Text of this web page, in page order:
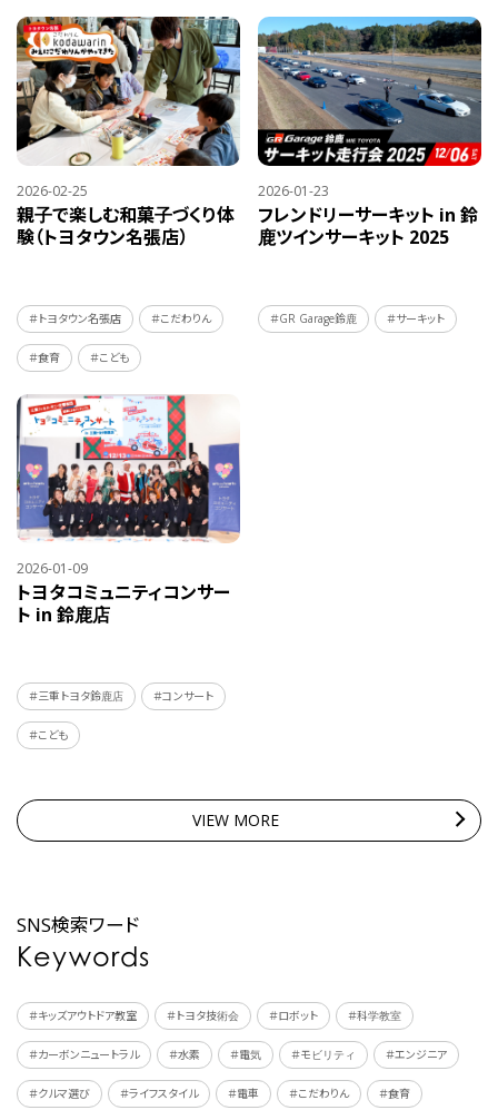
2026-02-25
親子で楽しむ和菓子づくり体
験（トヨタウン名張店）
＃トヨタウン名張店 ＃こだわりん
＃食育 ＃こども
2026-01-23
フレンドリーサーキット in 鈴
鹿ツインサーキット 2025
＃GR Garage鈴鹿 ＃サーキット
2026-01-09
トヨタコミュニティコンサー
ト in 鈴鹿店
＃三重トヨタ鈴鹿店 ＃コンサート
＃こども
VIEW MORE
SNS検索ワード
Keywords
＃キッズアウトドア教室 ＃トヨタ技術会 ＃ロボット ＃科学教室
＃カーボンニュートラル ＃水素 ＃電気 ＃モビリティ ＃エンジニア
＃クルマ選び ＃ライフスタイル ＃電車 ＃こだわりん ＃食育